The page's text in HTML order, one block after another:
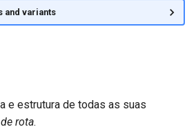
and variants
e estrutura de todas as suas
rota.